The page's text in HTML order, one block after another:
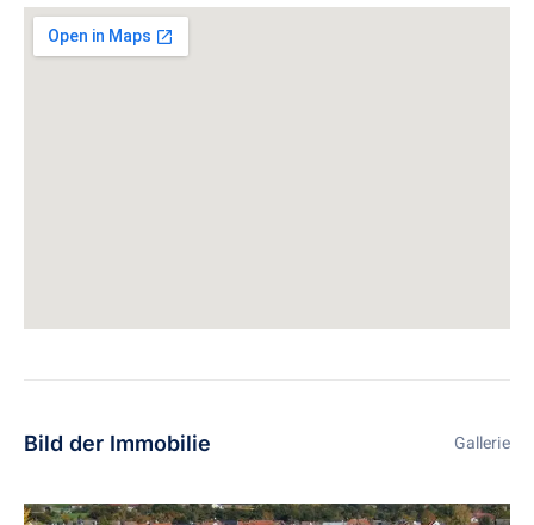
Bild der Immobilie Gallerie